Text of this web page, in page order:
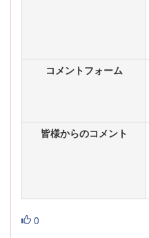
コメントフォーム
皆様からのコメント
0